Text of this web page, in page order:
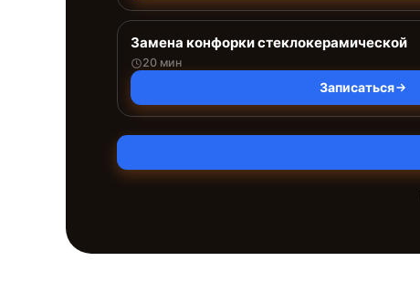
Замена конфорки стеклокерамической
20 мин
Записаться